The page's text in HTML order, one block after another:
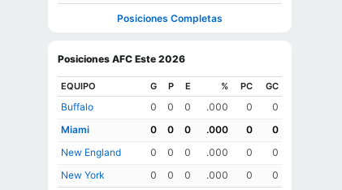
Posiciones Completas
Posiciones AFC Este 2026
EQUIPO G P E % PC GC
Buffalo 0 0 0 .000 0
0
Miami
0 0 0 .000 0
0
New England
0 0 0 .000 0
0
New York
0 0 0 .000 0 0